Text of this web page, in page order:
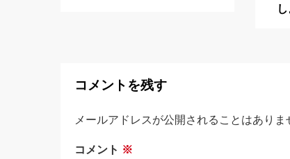
コメントを残す
メールアドレスが公開されることはありま
コメント ※